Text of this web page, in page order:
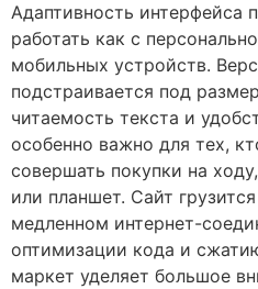
Адаптивность интерфейса
работать как с
мобильных устройств.
подстраивается под
читаемость текста и
особенно важно для тех,
совершать покупки на
или планшет. Сайт
медленном интернет-
оптимизации кода и
маркет уделяет большое